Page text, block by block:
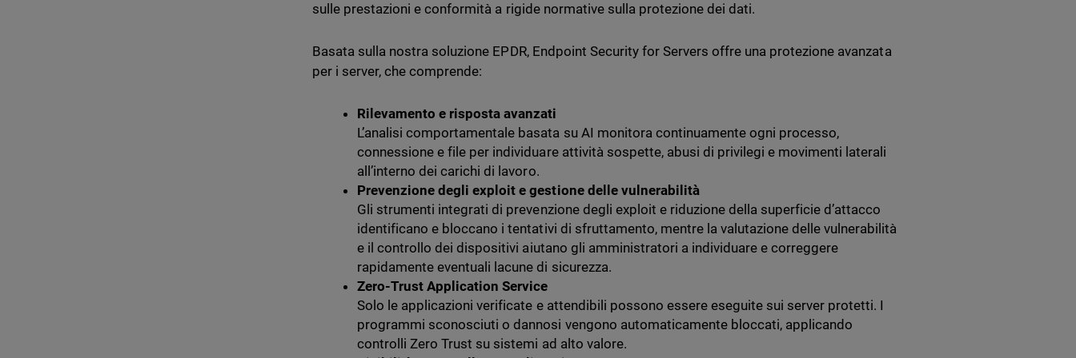
sulle prestazioni e conformità a rigide normative sulla protezione dei dati.
Basata sulla nostra soluzione EPDR, Endpoint Security for Servers offre una protezione avanzata
per i server, che comprende:
Rilevamento e risposta avanzati
L’analisi comportamentale basata su AI monitora continuamente ogni processo,
connessione e file per individuare attività sospette, abusi di privilegi e movimenti laterali
all’interno dei carichi di lavoro.
Prevenzione degli exploit e gestione delle vulnerabilità
Gli strumenti integrati di prevenzione degli exploit e riduzione della superficie d’attacco
identificano e bloccano i tentativi di sfruttamento, mentre la valutazione delle vulnerabilità
e il controllo dei dispositivi aiutano gli amministratori a individuare e correggere
rapidamente eventuali lacune di sicurezza.
Zero-Trust Application Service
Solo le applicazioni verificate e attendibili possono essere eseguite sui server protetti. I
programmi sconosciuti o dannosi vengono automaticamente bloccati, applicando
controlli Zero Trust su sistemi ad alto valore.